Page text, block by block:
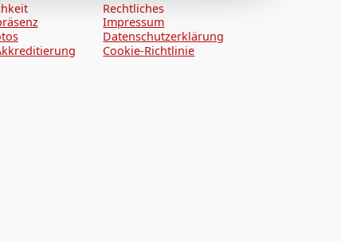
Rechtliches
Impressum
Datenschutzerklärung
Cookie-Richtlinie